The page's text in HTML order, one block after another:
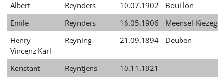
Albert
Reynders 10.07.1902
Bouillon
Emile
Reynders 16.05.1906
Meensel-
Henry
Vincenz Karl
Reyning 21.09.1894 Deuben
Konstant Reyntjens
10.11.1921